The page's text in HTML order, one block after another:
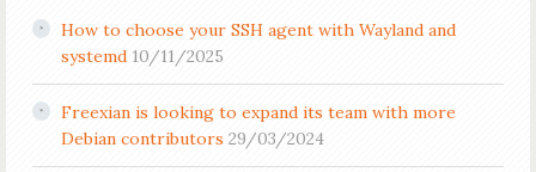
How to choose your SSH agent with Wayland and
systemd 10/11/2025
Freexian is looking to expand its team with more
Debian contributors 29/03/2024